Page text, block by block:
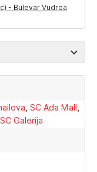
- Bulevar Vudroa
, SC Ada Mall ,
SC Galerija